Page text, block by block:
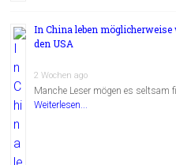
In China leben
den USA
2 Wochen ago
Manche Leser mögen es
Weiterlesen...